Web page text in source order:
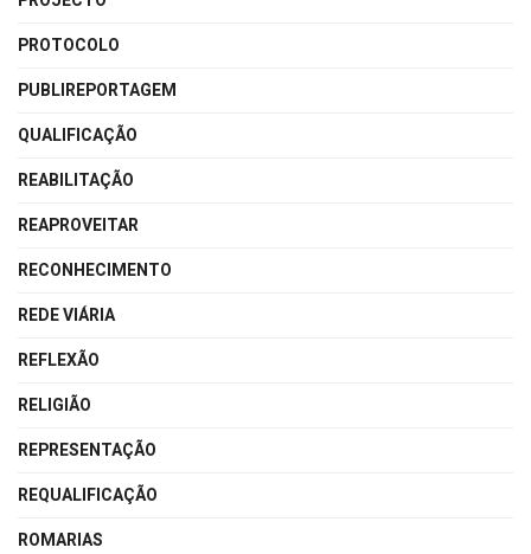
PROTOCOLO
PUBLIREPORTAGEM
QUALIFICAÇÃO
REABILITAÇÃO
REAPROVEITAR
RECONHECIMENTO
REDE VIÁRIA
REFLEXÃO
RELIGIÃO
REPRESENTAÇÃO
REQUALIFICAÇÃO
ROMARIAS